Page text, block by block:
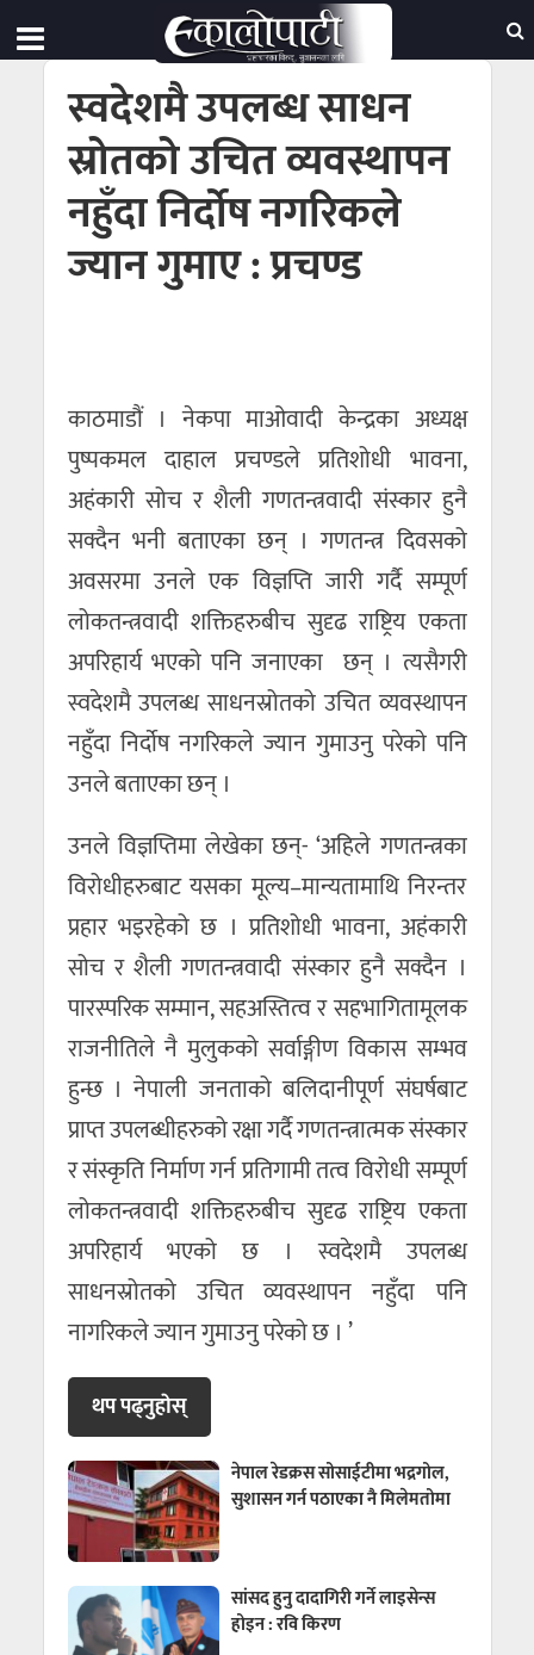
स्वदेशमै उपलब्ध साधन
स्रोतको उचित व्यवस्थापन
नहुँदा निर्दाेष नगरिकले
ज्यान गुमाए : प्रचण्ड
काठमाडौं । नेकपा माओवादी केन्द्रका अध्यक्ष
पुष्पकमल दाहाल प्रचण्डले प्रतिशोधी भावना,
अहंकारी सोच र शैली गणतन्त्रवादी संस्कार हुनै
सक्दैन भनी बताएका छन् । गणतन्त्र दिवसको
अवसरमा उनले एक विज्ञप्ति जारी गर्दै सम्पूर्ण
लोकतन्त्रवादी शक्तिहरुबीच सुदृढ राष्ट्रिय एकता
अपरिहार्य भएको पनि जनाएका छन् । त्यसैगरी
स्वदेशमै उपलब्ध साधनस्रोतको उचित व्यवस्थापन
नहुँदा निर्दाेष नगरिकले ज्यान गुमाउनु परेकाे पनि
उनले बताएका छन् ।
उनले विज्ञप्तिमा लेखेका छन्- ‘अहिले गणतन्त्रका
विरोधीहरुबाट यसका मूल्य–मान्यतामाथि निरन्तर
प्रहार भइरहेको छ । प्रतिशोधी भावना, अहंकारी
सोच र शैली गणतन्त्रवादी संस्कार हुनै सक्दैन ।
पारस्परिक सम्मान, सहअस्तित्व र सहभागितामूलक
राजनीतिले नै मुलुकको सर्वाङ्गीण विकास सम्भव
हुन्छ । नेपाली जनताको बलिदानीपूर्ण संघर्षबाट
प्राप्त उपलब्धीहरुको रक्षा गर्दै गणतन्त्रात्मक संस्कार
र संस्कृति निर्माण गर्न प्रतिगामी तत्व विरोधी सम्पूर्ण
लोकतन्त्रवादी शक्तिहरुबीच सुदृढ राष्ट्रिय एकता
अपरिहार्य भएको छ । स्वदेशमै उपलब्ध
साधनस्रोतको उचित व्यवस्थापन नहुँदा पनि
नागरिकले ज्यान गुमाउनु परेको छ । ’
थप पढ्नुहाेस्
नेपाल रेडक्रस सोसाईटीमा भद्रगोल,
सुशासन गर्न पठाएका नै मिलेमतोमा
सांसद हुनु दादागिरी गर्ने लाइसेन्स
होइन : रवि किरण